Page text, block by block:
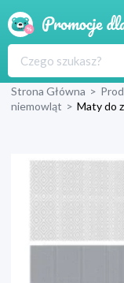
Strona Główna >
niemowląt > Maty do